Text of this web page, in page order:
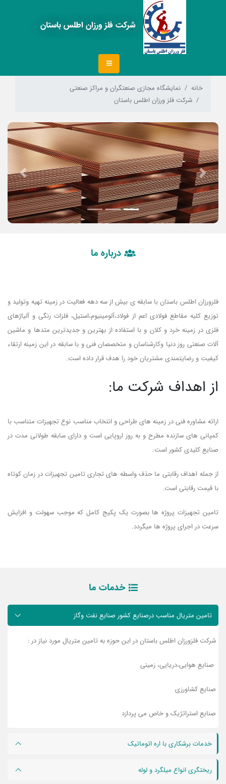
شرکت فلز ورزان اطلس باستان
خانه
نمایشگاه مجازی صنعتگران و مراکز صنعتی
شرکت فلز ورزان اطلس باستان
Previous
Next
درباره ما
فلزورزان اطلس باستان با سابقه ی بیش از سه دهه فعالیت در زمینه تهیه وتولید و
توزیع کلیه مقاطع فولادی اعم از فولاد،آلومینیوم،استیل، فلزات رنگی و آلیاژهای
فلزی در زمینه خرد و کلان و با استفاده از بهترین و جدیدترین متدها و ماشین
آلات صنعتی روز دنیا وکارشناسان و متخصصان فنی و با سابقه در این زمینه ارتقاء
کیفیت و رضایتمندی مشتریان خود را هدف قرار داده است.
از اهداف شرکت ما:
ارائه مشاوره فنی در زمینه های طراحی و انتخاب مناسب نوع تجهیزات متناسب با
کمپانی های سازنده مطرح و به روز اروپایی است و دارای سابقه طولانی مدت در
صنایع کلیدی کشور است.
از جمله اهداف رقابتی ما حذف واسطه های تجاری تامین تجهیزات در زمان کوتاه
با قیمت رقابتی است.
تامین تجهیزات پروژه ها بصورت یک پکیج کامل که موجب سهولت و افزایش
سرعت در اجرای پروژه ها میگردد.
خدمات ما
تامین متریال مناسب درصنایع کشور صنایع نفت وگاز
شرکت فلزورزان اطلس باستان در این حوزه به تامین متریال مورد نیاز در :
صنایع هوایی،دریایی، زمینی
صنایع کشاورزی
صنایع استراتژیک و خاص می پردازد
خدمات برشکاری با اره اتوماتیک
ریختگری انواع میلگرد و لوله